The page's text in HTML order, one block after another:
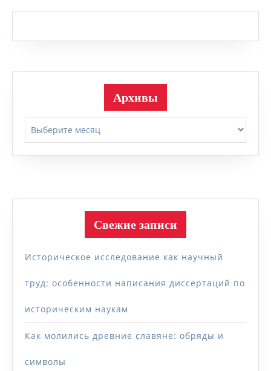
Архивы
Свежие записи
Историческое исследование как научный
труд: особенности написания диссертаций по
историческим наукам
Как молились древние славяне: обряды и
символы